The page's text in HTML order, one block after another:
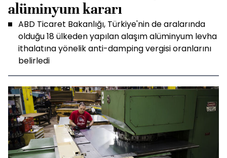
alüminyum kararı
ABD Ticaret Bakanlığı, Türkiye'nin de aralarında
olduğu 18 ülkeden yapılan alaşım alüminyum levha
ithalatına yönelik anti-damping vergisi oranlarını
belirledi